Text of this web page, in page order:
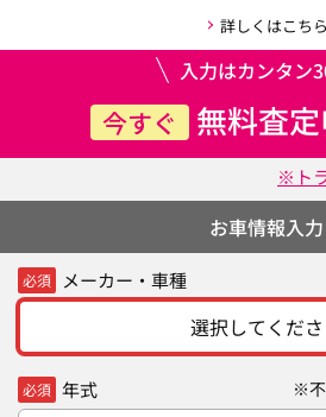
詳しくはこちら
入力はカンタン
今すぐ 無料査
※ト
お車情報入力
必須 メーカー・車種
選択してくだ
必須 年式 ※不